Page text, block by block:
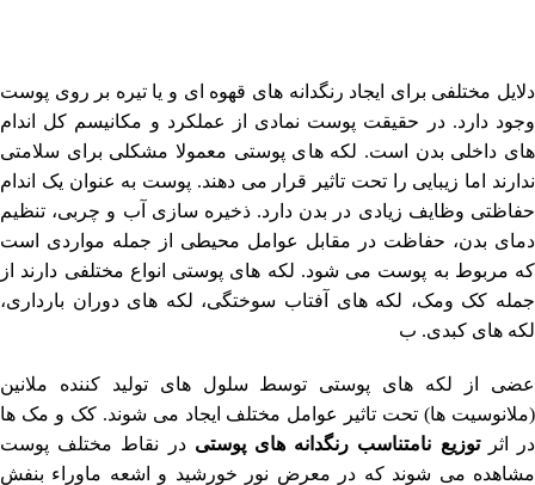
دلایل مختلفی برای ایجاد رنگدانه های قهوه ای و یا تیره بر روی پوست
وجود دارد. در حقیقت پوست نمادی از عملکرد و مکانیسم کل اندام
های داخلی بدن است. لکه های پوستی معمولا مشکلی برای سلامتی
ندارند اما زیبایی را تحت تاثیر قرار می دهند. پوست به عنوان یک اندام
حفاظتی وظایف زیادی در بدن دارد. ذخیره سازی آب و چربی، تنظیم
دمای بدن، حفاظت در مقابل عوامل محیطی از جمله مواردی است
که مربوط به پوست می شود. لکه های پوستی انواع مختلفی دارند از
جمله کک ومک، لکه های آفتاب سوختگی، لکه های دوران بارداری،
لکه های کبدی. ب
عضی از لکه های پوستی توسط سلول های تولید کننده ملانین
(ملانوسیت ها) تحت تاثیر عوامل مختلف ایجاد می شوند. کک و مک ها
در اثرتوزیع نامتناسب رنگدانه های پوستی در نقاط مختلف پوست
مشاهده می شوند که در معرض نور خورشید و اشعه ماوراء بنفش